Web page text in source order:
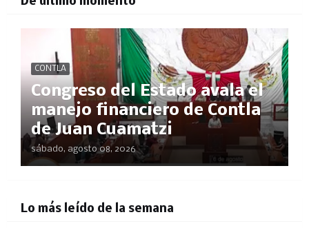
CONTLA
Congreso del Estado avala el
manejo financiero de Contla
de Juan Cuamatzi
sábado, agosto 08, 2026
Lo más leído de la semana